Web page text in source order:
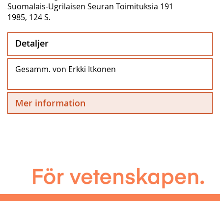
Suomalais-Ugrilaisen Seuran Toimituksia 191
1985, 124 S.
Detaljer
Gesamm. von Erkki Itkonen
Mer information